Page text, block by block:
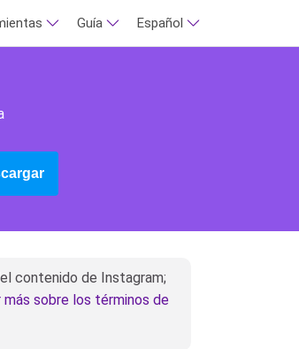
Guía Español
contenido de Instagram;
más sobre los términos de